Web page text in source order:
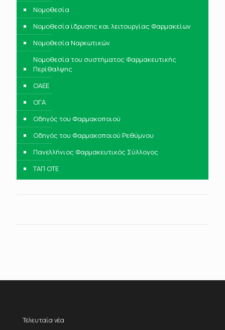
Νομοθεσία
Νομοθεσία ίδρυσης και λειτουργίας Φαρμακείων
Νομοθεσία Ναρκωτικών
Νομοθεσία του συστήματος Φαρμακευτικής
Περίθαλψης
ΟΑΕΕ
ΟΓΑ
Οδηγός του Φαρμακοποιού
Οδηγός του Φαρμακοποιού Ρεθύμνου
Πανελλήνιος Φαρμακευτικός Σύλλογος
ΤΑΠ ΟΤΕ
Τελευταία νέα